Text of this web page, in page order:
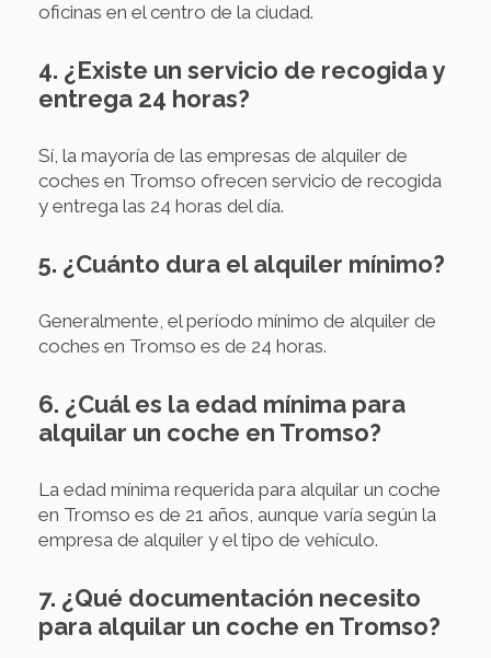
oficinas en el centro de la ciudad.
4. ¿Existe un servicio de recogida y
entrega 24 horas?
Sí, la mayoría de las empresas de alquiler de
coches en Tromso ofrecen servicio de recogida
y entrega las 24 horas del día.
5. ¿Cuánto dura el alquiler mínimo?
Generalmente, el período mínimo de alquiler de
coches en Tromso es de 24 horas.
6. ¿Cuál es la edad mínima para
alquilar un coche en Tromso?
La edad mínima requerida para alquilar un coche
en Tromso es de 21 años, aunque varía según la
empresa de alquiler y el tipo de vehículo.
7. ¿Qué documentación necesito
para alquilar un coche en Tromso?